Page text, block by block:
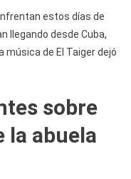
estos días de
llegando desde Cuba,
música de El Taiger dejó
sobre
la abuela